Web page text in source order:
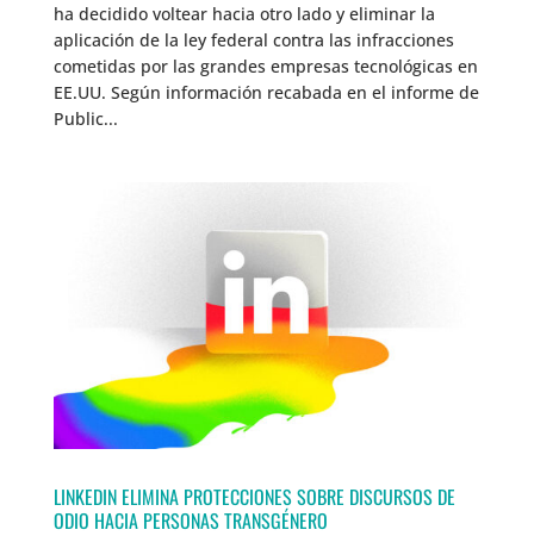
ha decidido voltear hacia otro lado y eliminar la
aplicación de la ley federal contra las infracciones
cometidas por las grandes empresas tecnológicas en
EE.UU. Según información recabada en el informe de
Public...
LINKEDIN ELIMINA PROTECCIONES SOBRE DISCURSOS DE
ODIO HACIA PERSONAS TRANSGÉNERO